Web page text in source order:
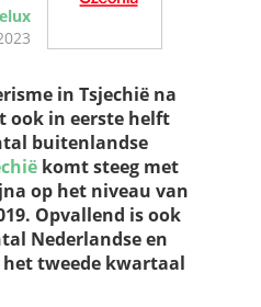
in Tsjechië na
ook in eerste helft
buitenlandse
komt steeg met
op het niveau van
Opvallend is ook
Nederlandse en
het tweede kwartaal